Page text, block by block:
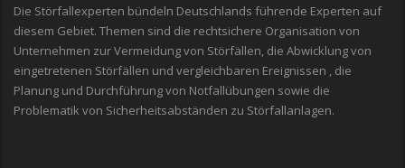
Die Störfallexperten bündeln Deutschlands führende Experten auf
diesem Gebiet. Themen sind die rechtsichere Organisation von
Unternehmen zur Vermeidung von Störfällen, die Abwicklung von
eingetretenen Störfällen und vergleichbaren Ereignissen , die
Planung und Durchführung von Notfallübungen sowie die
Problematik von Sicherheitsabständen zu Störfallanlagen.